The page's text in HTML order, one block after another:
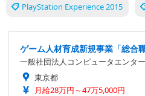
PlayStation Experience 2015
ゲーム人材育成新規事業「総合
一般社団法人コンピュータエンタ
東京都
月給28万円～47万5,000円